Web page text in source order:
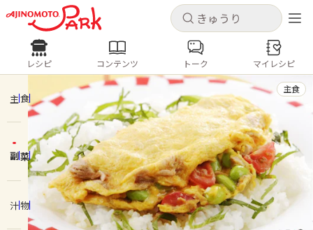
キャンセル
ログインするとレシピを保存できます
ログイン 新規登録
ホーム
コンテンツ
キャンセル
レシピ コンテンツ
人気の食材・レシピ
きゅうり なす トマト
とうもろこし
ピーマン
みょうが ゴーヤ
レシピ コンテンツ トーク マイレシピ
主食
副菜
汁物
主食